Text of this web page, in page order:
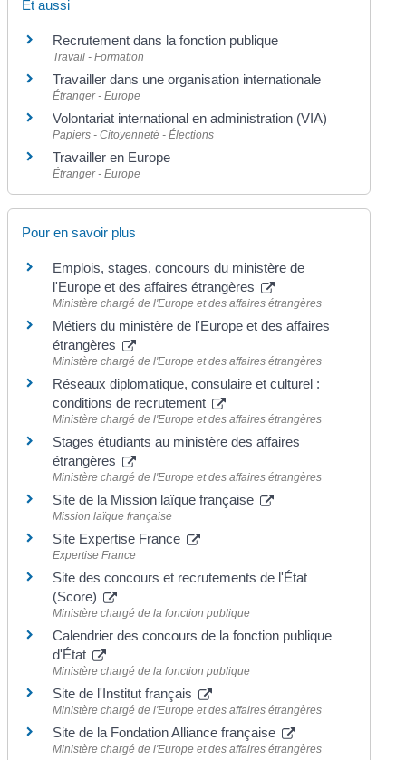
Et aussi
Recrutement dans la fonction publique
Travail - Formation
Travailler dans une organisation internationale
Étranger - Europe
Volontariat international en administration (VIA)
Papiers - Citoyenneté - Élections
Travailler en Europe
Étranger - Europe
Pour en savoir plus
Emplois, stages, concours du ministère de
l'Europe et des affaires étrangères
Ministère chargé de l'Europe et des affaires étrangères
Métiers du ministère de l'Europe et des affaires
étrangères
Ministère chargé de l'Europe et des affaires étrangères
Réseaux diplomatique, consulaire et culturel :
conditions de recrutement
Ministère chargé de l'Europe et des affaires étrangères
Stages étudiants au ministère des affaires
étrangères
Ministère chargé de l'Europe et des affaires étrangères
Site de la Mission laïque française
Mission laïque française
Site Expertise France
Expertise France
Site des concours et recrutements de l'État
(Score)
Ministère chargé de la fonction publique
Calendrier des concours de la fonction publique
d'État
Ministère chargé de la fonction publique
Site de l'Institut français
Ministère chargé de l'Europe et des affaires étrangères
Site de la Fondation Alliance française
Ministère chargé de l'Europe et des affaires étrangères